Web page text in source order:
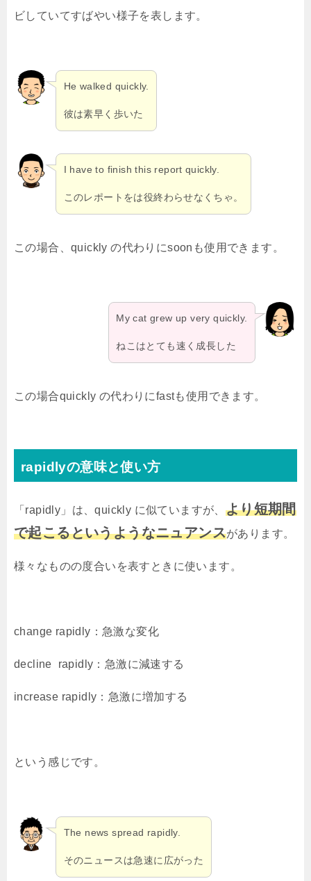
ビしていてすばやい様子を表します。
He walked quickly.
彼は素早く歩いた
I have to finish this report quickly.
このレポートをは役終わらせなくちゃ。
この場合、quickly の代わりにsoonも使用できます。
My cat grew up very quickly.
ねこはとても速く成長した
この場合quickly の代わりにfastも使用できます。
rapidlyの意味と使い方
「rapidly」は、quickly に似ていますが、 より短期間
で起こるというようなニュアンスがあります。
様々なものの度合いを表すときに使います。
change rapidly：急激な変化
decline rapidly：急激に減速する
increase rapidly：急激に増加する
という感じです。
The news spread rapidly.
そのニュースは急速に広がった